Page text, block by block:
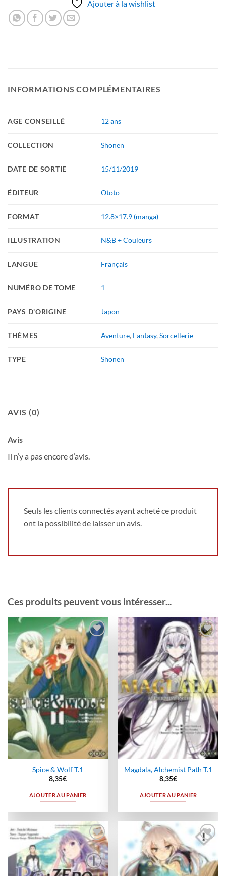
Ajouter à la wishlist
INFORMATIONS COMPLÉMENTAIRES
AGE CONSEILLÉ 12 ans
COLLECTION Shonen
DATE DE SORTIE 15/11/2019
ÉDITEUR Ototo
FORMAT 12.8×17.9 (manga)
ILLUSTRATION N&B + Couleurs
LANGUE Français
NUMÉRO DE TOME 1
PAYS D'ORIGINE Japon
THÈMES Aventure, Fantasy,Sorcellerie
TYPE Shonen
AVIS (0)
Avis
Il n’y a pas encore d’avis.
Seuls les clients connectés ayant acheté ce produit
ont la possibilité de laisser un avis.
Ces produits peuvent vous intéresser...
Ajouter
à la
wishlist
Spice & Wolf T.1
8,35€
AJOUTER AU PANIER
Ajouter
à la
wishlist
Magdala, Alchemist Path T.1
8,35€
AJOUTER AU PANIER
Ajouter
à la
wishlist
Ajouter
à la
wishlist